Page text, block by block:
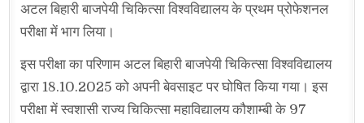
अटल बिहारी बाजपेयी चिकित्सा विश्वविद्यालय के प्रथम प्रोफेशनल
परीक्षा में भाग लिया।
इस परीक्षा का परिणाम अटल बिहारी बाजपेयी चिकित्सा विश्वविद्यालय
द्वारा 18.10.2025 को अपनी बेवसाइट पर घोषित किया गया। इस
परीक्षा में स्वशासी राज्य चिकित्सा महाविद्यालय कौशाम्बी के 97